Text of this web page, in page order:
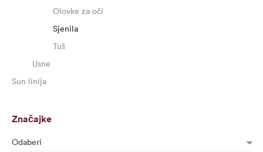
Olovke za oči
Sjenila
Tuš
Usne
Sun linija
Značajke
Odaberi